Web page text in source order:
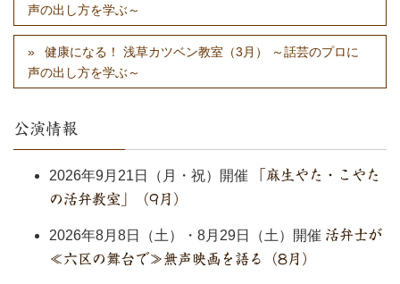
声の出し方を学ぶ～
健康になる！ 浅草カツベン教室（3月） ～話芸のプロに
声の出し方を学ぶ～
公演情報
2026年9月21日（月・祝）開催
「麻生やた・こやた
の活弁教室」（9月）
2026年8月8日（土）・8月29日（土）開催 活弁士が
≪六区の舞台で≫無声映画を語る（8月）